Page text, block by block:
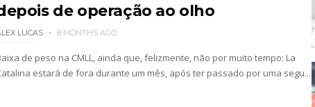
de operação ao olho
LUCAS 8 MONTHS AGO
de peso na CMLL, ainda que, felizmente, não por muito tempo: La
estará de fora durante um mês, após ter passado por uma segu...